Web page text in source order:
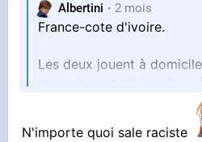
Albertini 2 mois
France-cote d'ivoire.
Les deux jouent à
pouvoir soutenir les deux
Aucun perdant en somme.
N'importe quoi sale raciste